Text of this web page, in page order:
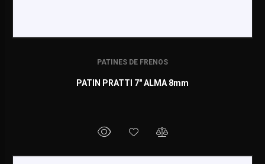
PATINES DE FRENOS
PATIN PRATTI 7" ALMA 8mm